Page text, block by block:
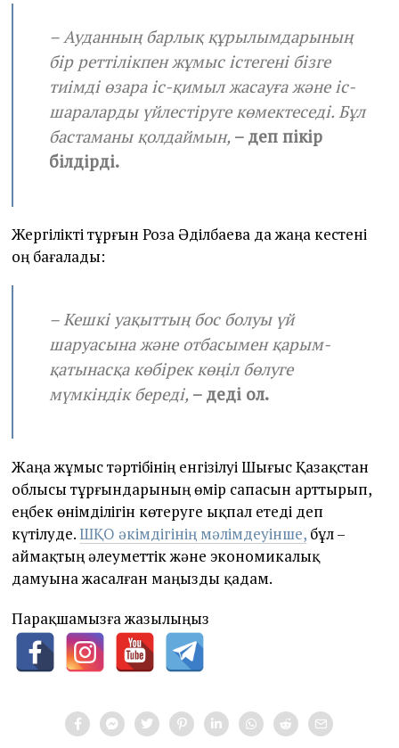
– Ауданның барлық құрылымдарының
бір реттілікпен жұмыс істегені бізге
тиімді өзара іс-қимыл жасауға және іс-
шараларды үйлестіруге көмектеседі. Бұл
бастаманы қолдаймын, – деп пікір
білдірді.
Жергілікті тұрғын Роза Әділбаева да жаңа кестені
оң бағалады:
– Кешкі уақыттың бос болуы үй
шаруасына және отбасымен қарым-
қатынасқа көбірек көңіл бөлуге
мүмкіндік береді, – деді ол.
Жаңа жұмыс тәртібінің енгізілуі Шығыс Қазақстан
облысы тұрғындарының өмір сапасын арттырып,
еңбек өнімділігін көтеруге ықпал етеді деп
күтілуде. ШҚО әкімдігінің мәлімдеуінше, бұл –
аймақтың әлеуметтік және экономикалық
дамуына жасалған маңызды қадам.
Парақшамызға жазылыңыз